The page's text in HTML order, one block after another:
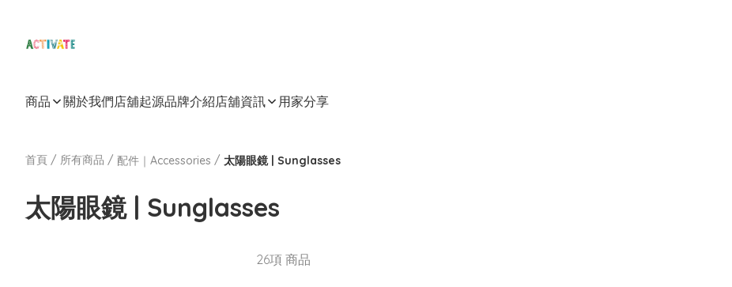
商品 關於我們店舖起源品牌介紹店舖資訊 用家分享
首頁 / 所有商品 / 配件｜Accessories / 太陽眼鏡 | Sunglasses
太陽眼鏡 | Sunglasses
26項 商品